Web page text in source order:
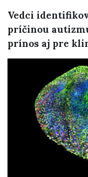
Vedci
príčinou
prínos aj pre